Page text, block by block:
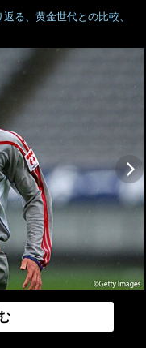
る、黄金世代との比較、